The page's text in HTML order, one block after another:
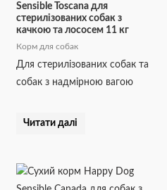
Sensible Toscana для
стерилізованих собак з
качкою та лососем 11 кг
Корм для собак
Для стерилізованих собак та
собак з надмірною вагою
Читати далі